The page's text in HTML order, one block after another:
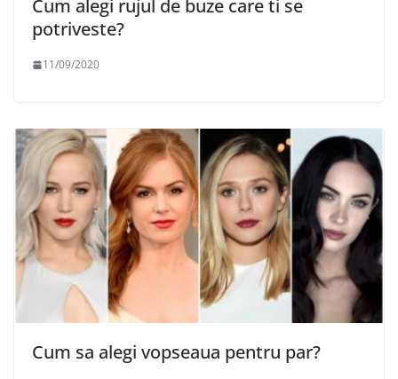
Cum alegi rujul de buze care ti se
potriveste?
11/09/2020
Cum sa alegi vopseaua pentru par?